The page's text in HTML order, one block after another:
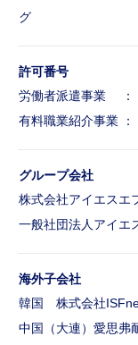
グ
許可番号
労働者派遣事業 ：
有料職業紹介事業
グループ会社
株式会社アイエスエ
一般社団法人アイエ
海外子会社
韓国 株式会社
中国（大連） 愛思弗